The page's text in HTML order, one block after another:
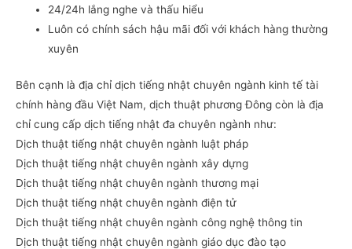
24/24h lắng nghe và thấu hiểu
Luôn có chính sách hậu mãi đối với khách hàng thường
xuyên
Bên cạnh là địa chỉ dịch tiếng nhật chuyên ngành kinh tế tài
chính hàng đầu Việt Nam, dịch thuật phương Đông còn là địa
chỉ cung cấp dịch tiếng nhật đa chuyên ngành như:
Dịch thuật tiếng nhật chuyên ngành luật pháp
Dịch thuật tiếng nhật chuyên ngành xây dựng
Dịch thuật tiếng nhật chuyên ngành thương mại
Dịch thuật tiếng nhật chuyên ngành điện tử
Dịch thuật tiếng nhật chuyên ngành công nghệ thông tin
Dịch thuật tiếng nhật chuyên ngành giáo dục đào tạo